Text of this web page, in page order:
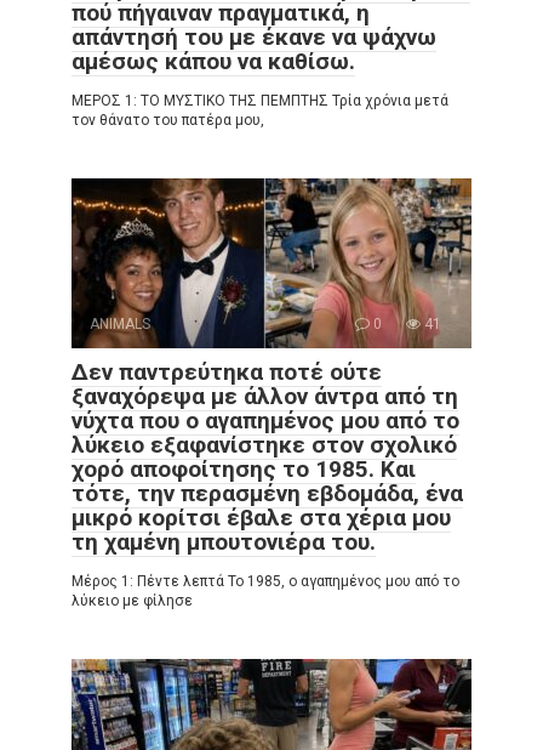
πού πήγαιναν πραγματικά, η
απάντησή του με έκανε να ψάχνω
αμέσως κάπου να καθίσω.
ΜΕΡΟΣ 1: ΤΟ ΜΥΣΤΙΚΟ ΤΗΣ ΠΕΜΠΤΗΣ Τρία χρόνια μετά
τον θάνατο του πατέρα μου,
ANIMALS 0 41
Δεν παντρεύτηκα ποτέ ούτε
ξαναχόρεψα με άλλον άντρα από τη
νύχτα που ο αγαπημένος μου από το
λύκειο εξαφανίστηκε στον σχολικό
χορό αποφοίτησης το 1985. Και
τότε, την περασμένη εβδομάδα, ένα
μικρό κορίτσι έβαλε στα χέρια μου
τη χαμένη μπουτονιέρα του.
Μέρος 1: Πέντε λεπτά Το 1985, ο αγαπημένος μου από το
λύκειο με φίλησε